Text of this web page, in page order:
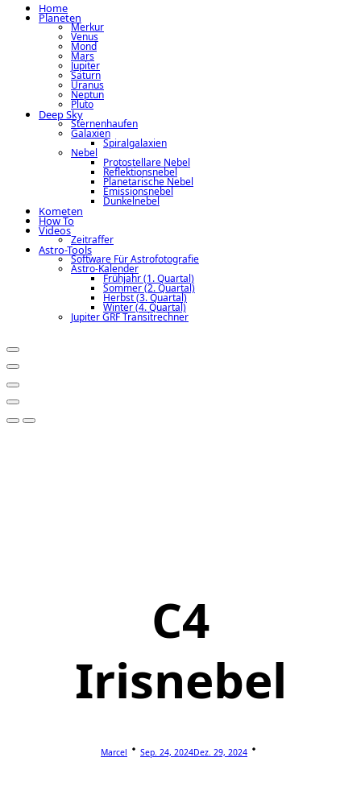
Home
Planeten
Merkur
Venus
Mond
Mars
Jupiter
Saturn
Uranus
Neptun
Pluto
Deep Sky
Sternenhaufen
Galaxien
Spiralgalaxien
Nebel
Protostellare Nebel
Reflektionsnebel
Planetarische Nebel
Emissionsnebel
Dunkelnebel
Kometen
How To
Videos
Zeitraffer
Astro-Tools
Software Für Astrofotografie
Astro-Kalender
Frühjahr (1. Quartal)
Sommer (2. Quartal)
Herbst (3. Quartal)
Winter (4. Quartal)
Jupiter GRF Transitrechner
C4
Irisnebel
Marcel Sep. 24, 2024Dez. 29, 2024